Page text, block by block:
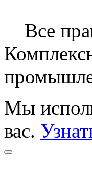
Все
Мы
вас.